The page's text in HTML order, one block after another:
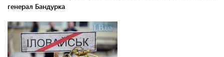
генерал Бандурка